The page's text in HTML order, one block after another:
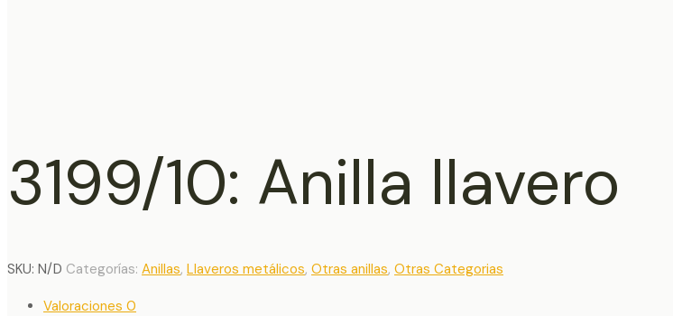
3199/10: Anilla llavero
SKU: N/D Categorías: Anillas, Llaveros metálicos, Otras anillas, Otras Categorias
Valoraciones 0